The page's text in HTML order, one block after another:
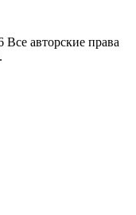
авторские права